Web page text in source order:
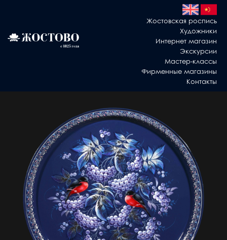
Жостовская роспись
Художники
Интернет магазин
Экскурсии
Мастер-классы
Фирменные магазины
Контакты